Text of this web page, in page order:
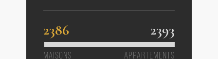
2386 2393
MAISONS APPARTEMENTS